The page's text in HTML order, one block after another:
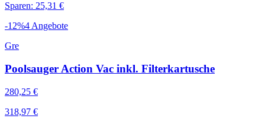
Sparen: 25,31 €
-12%4Angebote
Gre
Poolsauger Action Vac inkl. Filterkartusche
280,25 €
318,97 €